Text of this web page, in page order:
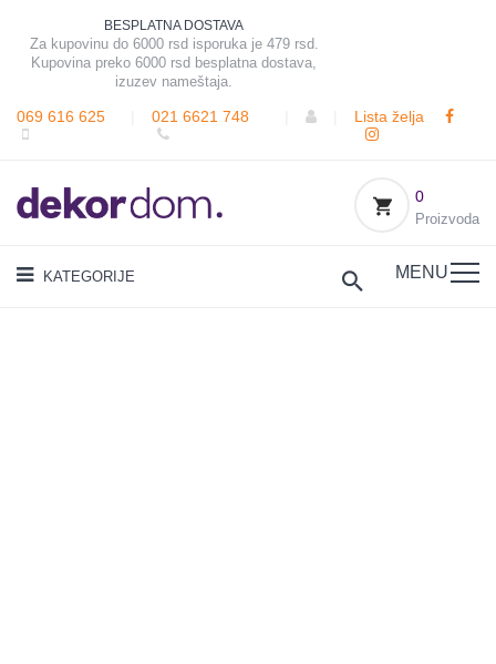
BESPLATNA DOSTAVA
Za kupovinu do 6000 rsd isporuka je 479 rsd.
Kupovina preko 6000 rsd besplatna dostava,
izuzev nameštaja.
069 616 625 021 6621 748 Lista želja
0
Proizvoda
KATEGORIJE MENU